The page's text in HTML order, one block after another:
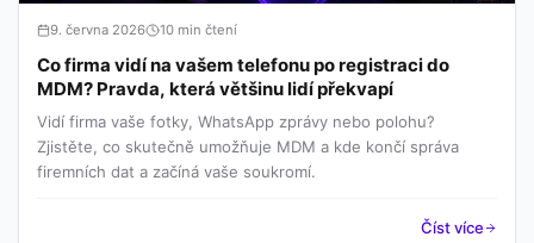
9. června 2026 10 min čtení
Co firma vidí na vašem telefonu po registraci do
MDM? Pravda, která většinu lidí překvapí
Vidí firma vaše fotky, WhatsApp zprávy nebo polohu?
Zjistěte, co skutečně umožňuje MDM a kde končí správa
firemních dat a začíná vaše soukromí.
Číst více